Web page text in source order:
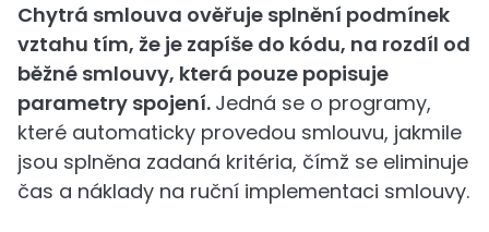
Chytrá smlouva ověřuje splnění podmínek
vztahu tím, že je zapíše do kódu, na rozdíl od
běžné smlouvy, která pouze popisuje
parametry spojení. Jedná se o programy,
které automaticky provedou smlouvu, jakmile
jsou splněna zadaná kritéria, čímž se eliminuje
čas a náklady na ruční implementaci smlouvy.